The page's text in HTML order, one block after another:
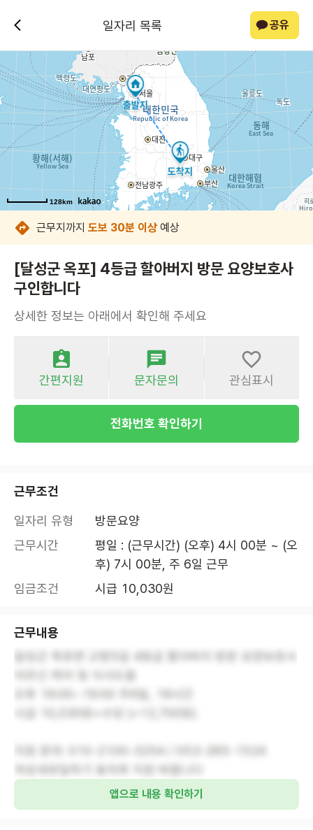
일자리 목록 공유
128km
128km
128km
128km
128km
128km
128km
128km
근무지까지 도보 30분 이상 예상
[달성군 옥포] 4등급 할아버지 방문 요양보호사
구인합니다
상세한 정보는 아래에서 확인해 주세요
간편지원 문자문의 관심표시
전화번호 확인하기
근무조건
일자리 유형
방문요양
근무시간
평일 : (근무시간) (오후) 4시 00분 ~ (오
후) 7시 00분, 주 6일 근무
임금조건
시급 10,030원
근무내용
앱으로 내용 확인하기